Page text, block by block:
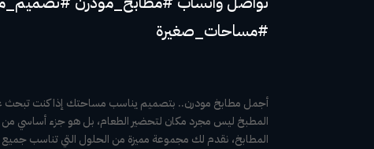
#مساحات_صغيرة
أجمل مطابخ مودرن.. بتصميم يناسب مساحتك إذا كنت تبحث
المطبخ ليس مجرد مكان لتحضير الطعام، بل هو جزء أساسي
المطابخ، نقدم لك مجموعة مميزة من الحلول التي تناسب